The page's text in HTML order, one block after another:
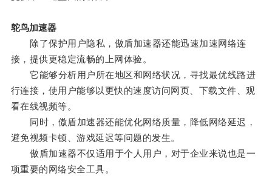
鸵鸟加速器
除了保护用户隐私，傲盾加速器还能迅速加速网络连
接，提供更稳定流畅的上网体验。
它能够分析用户所在地区和网络状况，寻找最优线路进
行连接，使用户能够以更快的速度访问网页、下载文件、观
看在线视频等。
同时，傲盾加速器还能优化网络质量，降低网络延迟，
避免视频卡顿、游戏延迟等问题的发生。
傲盾加速器不仅适用于个人用户，对于企业来说也是一
项重要的网络安全工具。